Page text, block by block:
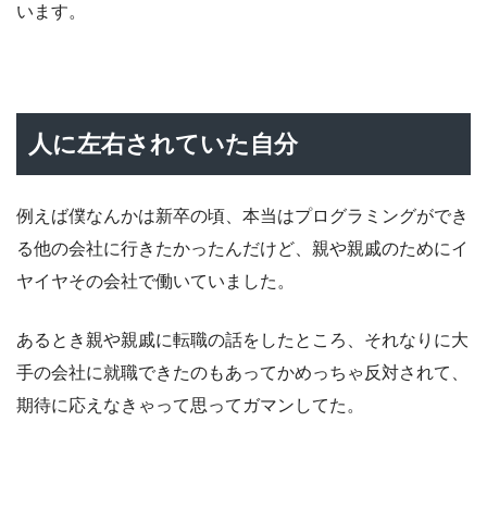
います。
人に左右されていた自分
例えば僕なんかは新卒の頃、本当はプログラミングができ
る他の会社に行きたかったんだけど、親や親戚のためにイ
ヤイヤその会社で働いていました。
あるとき親や親戚に転職の話をしたところ、それなりに大
手の会社に就職できたのもあってかめっちゃ反対されて、
期待に応えなきゃって思ってガマンしてた。